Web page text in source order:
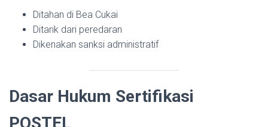
Ditahan di Bea Cukai
Ditarik dari peredaran
Dikenakan sanksi administratif
Dasar Hukum Sertifikasi